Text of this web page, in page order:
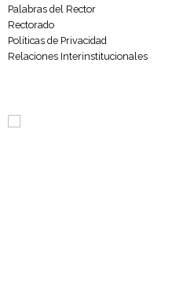
Palabras del Rector
Rectorado
Políticas de Privacidad
Relaciones Interinstitucionales